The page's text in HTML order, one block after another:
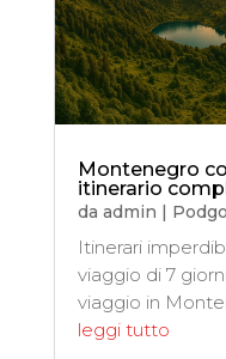
Montenegro
itinerario
da admin |
Itinerari
viaggio di 7
viaggio in
leggi tutto